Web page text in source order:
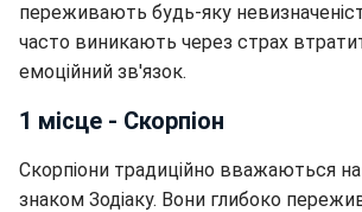
переживають будь-яку
часто виникають через страх
емоційний зв'язок.
1 місце - Скорпіон
Скорпіони традиційно вважаються
знаком Зодіаку. Вони глибоко